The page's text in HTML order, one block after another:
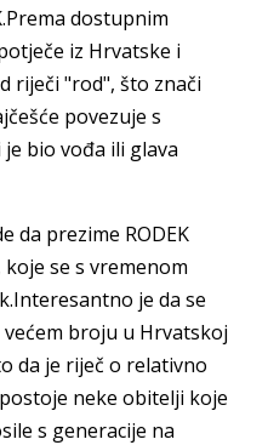
dostupnim
iz Hrvatske i
riječi "rod", što znači
povezuje s
bio vođa ili glava
da prezime RODEK
se s vremenom
je da se
većem broju u Hrvatskoj
da je riječ o relativno
neke obitelji koje
s generacije na